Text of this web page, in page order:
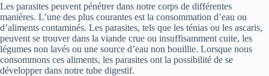
Les parasites peuvent pénétrer dans notre corps de différentes
manières. L’une des plus courantes est la consommation d’eau ou
d’aliments contaminés. Les parasites, tels que les ténias ou les ascaris,
peuvent se trouver dans la viande crue ou insuffisamment cuite, les
légumes non lavés ou une source d’eau non bouillie. Lorsque nous
consommons ces aliments, les parasites ont la possibilité de se
développer dans notre tube digestif.